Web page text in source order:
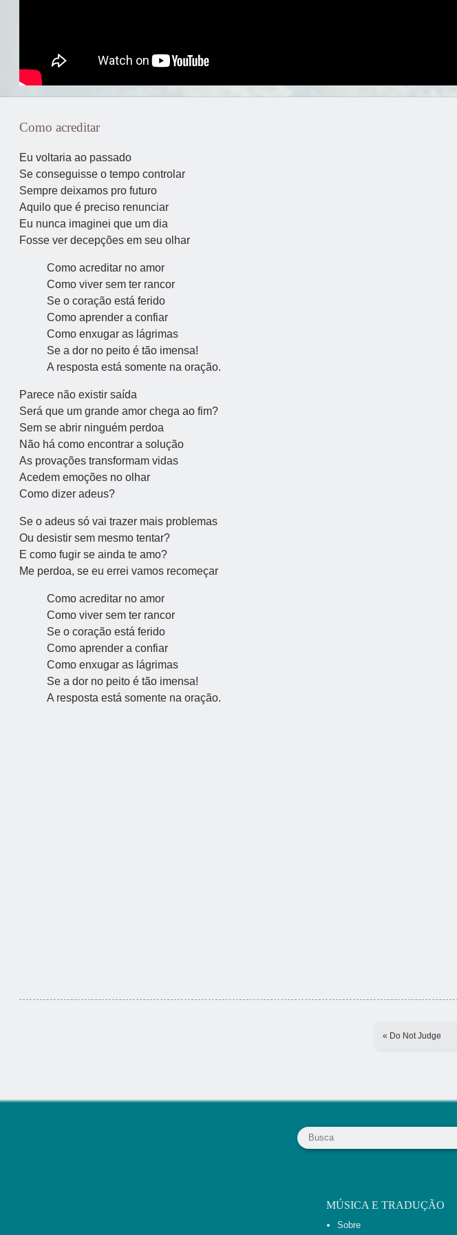
Como acreditar
Eu voltaria ao passado
Se conseguisse o tempo controlar
Sempre deixamos pro futuro
Aquilo que é preciso renunciar
Eu nunca imaginei que um dia
Fosse ver decepções em seu olhar
Como acreditar no amor
Como viver sem ter rancor
Se o coração está ferido
Como aprender a confiar
Como enxugar as lágrimas
Se a dor no peito é tão imensa!
A resposta está somente na oração.
Parece não existir saída
Será que um grande amor chega ao fim?
Sem se abrir ninguém perdoa
Não há como encontrar a solução
As provações transformam vidas
Acedem emoções no olhar
Como dizer adeus?
Se o adeus só vai trazer mais problemas
Ou desistir sem mesmo tentar?
E como fugir se ainda te amo?
Me perdoa, se eu errei vamos recomeçar
Como acreditar no amor
Como viver sem ter rancor
Se o coração está ferido
Como aprender a confiar
Como enxugar as lágrimas
Se a dor no peito é tão imensa!
A resposta está somente na oração.
« Do Not Judge
MÚSICA E TRADUÇÃO
Sobre